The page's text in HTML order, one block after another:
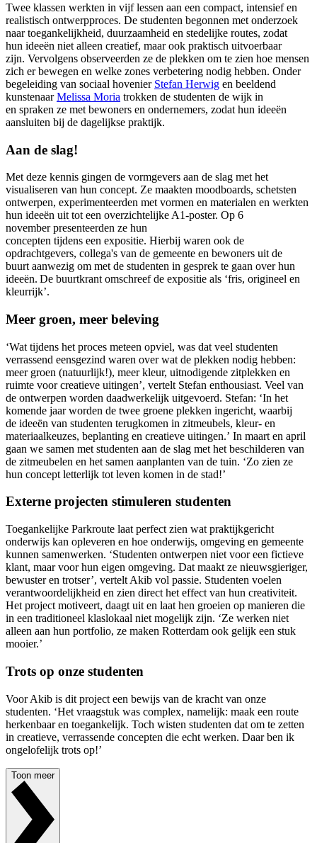
Twee klassen werkten in vijf lessen aan een compact, intensief en
realistisch ontwerpproces. De studenten begonnen met onderzoek
naar toegankelijkheid, duurzaamheid en stedelijke routes, zodat
hun ideeën niet alleen creatief, maar ook praktisch uitvoerbaar
zijn. Vervolgens observeerden ze de plekken om te zien hoe mensen
zich er bewegen en welke zones verbetering nodig hebben. Onder
begeleiding van sociaal hovenier Stefan Herwig en beeldend
kunstenaarMelissa Moria trokken de studenten de wijk in
en spraken ze met bewoners en ondernemers, zodat hun ideeën
aansluiten bij de dagelijkse praktijk.
Aan de slag!
Met deze kennis gingen de vormgevers aan de slag met het
visualiseren van hun concept. Ze maakten moodboards, schetsten
ontwerpen, experimenteerden met vormen en materialen en werkten
hun ideeën uit tot een overzichtelijke A1-poster. Op 6
november presenteerden ze hun
concepten tijdens een expositie. Hierbij waren ook de
opdrachtgevers, collega's van de gemeente en bewoners uit de
buurt aanwezig om met de studenten in gesprek te gaan over hun
ideeën. De buurtkrant omschreef de expositie als ‘fris, origineel en
kleurrijk’.
Meer groen, meer beleving
‘Wat tijdens het proces meteen opviel, was dat veel studenten
verrassend eensgezind waren over wat de plekken nodig hebben:
meer groen (natuurlijk!), meer kleur, uitnodigende zitplekken en
ruimte voor creatieve uitingen’, vertelt Stefan enthousiast. Veel van
de ontwerpen worden daadwerkelijk uitgevoerd. Stefan: ‘In het
komende jaar worden de twee groene plekken ingericht, waarbij
de ideeën van studenten terugkomen in zitmeubels, kleur- en
materiaalkeuzes, beplanting en creatieve uitingen.’ In maart en april
gaan we samen met studenten aan de slag met het beschilderen van
de zitmeubelen en het samen aanplanten van de tuin. ‘Zo zien ze
hun concept letterlijk tot leven komen in de stad!’
Externe projecten stimuleren studenten
Toegankelijke Parkroute laat perfect zien wat praktijkgericht
onderwijs kan opleveren en hoe onderwijs, omgeving en gemeente
kunnen samenwerken. ‘Studenten ontwerpen niet voor een fictieve
klant, maar voor hun eigen omgeving. Dat maakt ze nieuwsgieriger,
bewuster en trotser’, vertelt Akib vol passie. Studenten voelen
verantwoordelijkheid en zien direct het effect van hun creativiteit.
Het project motiveert, daagt uit en laat hen groeien op manieren die
in een traditioneel klaslokaal niet mogelijk zijn. ‘Ze werken niet
alleen aan hun portfolio, ze maken Rotterdam ook gelijk een stuk
mooier.’
Trots op onze studenten
Voor Akib is dit project een bewijs van de kracht van onze
studenten. ‘Het vraagstuk was complex, namelijk: maak een route
herkenbaar en toegankelijk. Toch wisten studenten dat om te zetten
in creatieve, verrassende concepten die echt werken. Daar ben ik
ongelofelijk trots op!’
Toon meer